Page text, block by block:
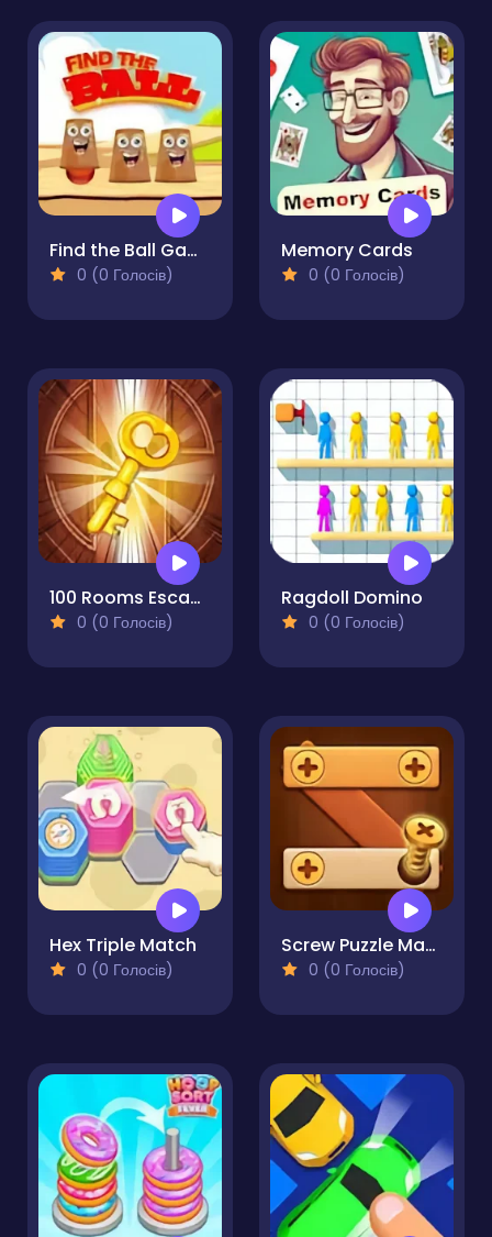
Find the Ball Game
0 (0 Голосів)
Memory Cards
0 (0 Голосів)
100 Rooms Escape
0 (0 Голосів)
Ragdoll Domino
0 (0 Голосів)
Hex Triple Match
0 (0 Голосів)
Screw Puzzle Master
0 (0 Голосів)